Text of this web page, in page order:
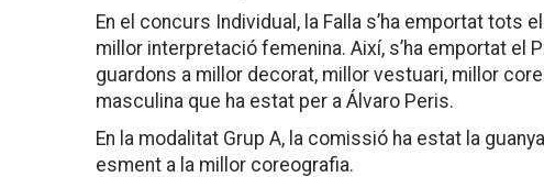
En el concurs Individual, la Falla s’ha emportat tots
millor interpretació femenina. Així, s’ha emportat el
guardons a millor decorat, millor vestuari, millor
masculina que ha estat per a Álvaro Peris.
En la modalitat Grup A, la comissió ha estat la
esment a la millor coreografia.